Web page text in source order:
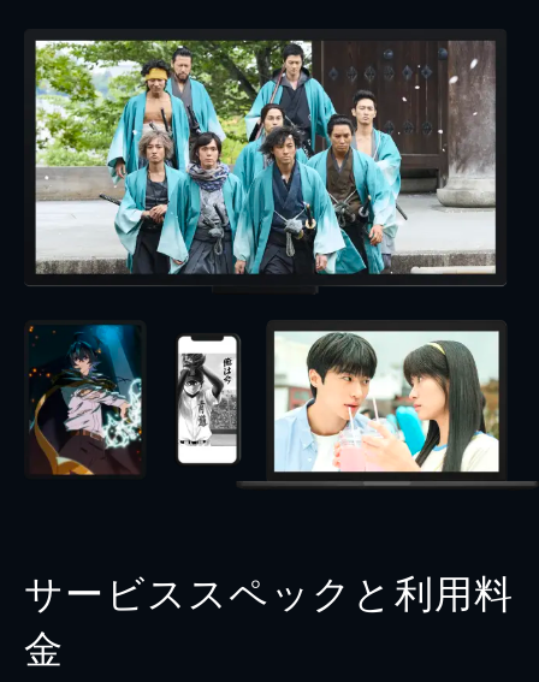
サービススペックと利用料
金